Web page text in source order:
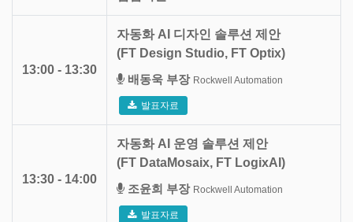
13:00 - 13:30
자동화 AI 디자인 솔루션 제안
(FT Design Studio, FT Optix)
배동욱 부장 Rockwell Automation
발표자료
13:30 - 14:00
자동화 AI 운영 솔루션 제안
(FT DataMosaix, FT LogixAI)
조윤희 부장 Rockwell Automation
발표자료